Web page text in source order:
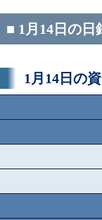
■ 1月14日の日
1月14日の